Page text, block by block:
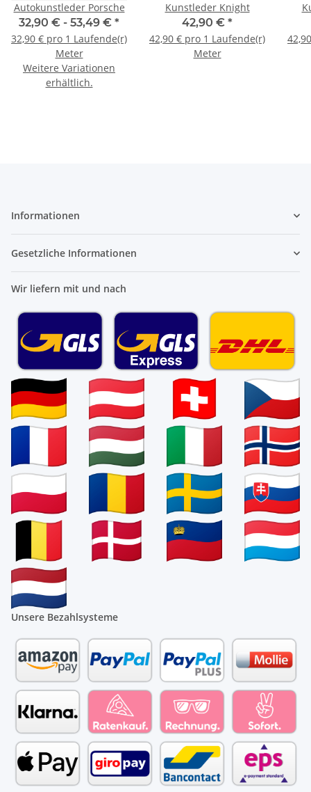
Autokunstleder Porsche
32,90 € - 53,49 € *
32,90 € pro 1 Laufende(r)
Meter
Weitere Variationen
erhältlich.
Kunstleder Knight
42,90 € *
42,90 € pro 1 Laufende(r)
Meter
Informationen
Gesetzliche Informationen
Wir liefern mit und nach
Unsere Bezahlsysteme